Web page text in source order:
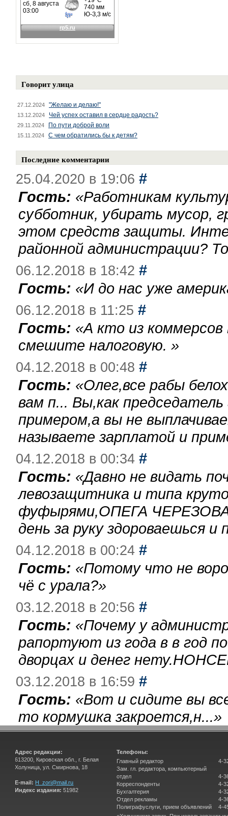
Говорит улица
27.12.2024 "Желаю и делаю!"
13.12.2024 Чей успех оставил в сердце радость?
29.11.2024 По пути доброй воли
15.11.2024 С чем обратились бы к детям?
Последние комментарии
25.04.2020 в 19:06 #
Гость: «Работникам
субботник, убирать мусор,
этом средств защиты.
районной администрации?
06.12.2018 в 18:42 #
Гость: «И до нас уже
06.12.2018 в 11:25 #
Гость: «А кто из
смешите налоговую. »
04.12.2018 в 00:48 #
Гость: «Олег,все рабы
вам п... Вы,как
примером,а вы не
называете зарплатой и
04.12.2018 в 00:34 #
Гость: «Давно не видать
левозащитника и типа
фуфырями,ОПЕГА
день за руку здороваешься
04.12.2018 в 00:24 #
Гость: «Потому что не
чё с урала?»
03.12.2018 в 20:56 #
Гость: «Почему у
рапортуют из года в в год
дворцах и денег
03.12.2018 в 16:59 #
Гость: «Вот и сидите вы
то кормушка закроется,н...»
Адрес редакции:
613200, Кировская обл., г. Белая
Холуница, ул. Смирнова, 18
E-mail: H_zori@mail.ru
Индекс издания: 51982
Телефоны:
Главный редактор
Зам. гл. редактора, компьютерный
отдел
Корреспонденты
Бухгалтерия
Отдел рекламы
Полиграфуслуги, прием объявлений
4-
4-
4-
4-
4-
4-